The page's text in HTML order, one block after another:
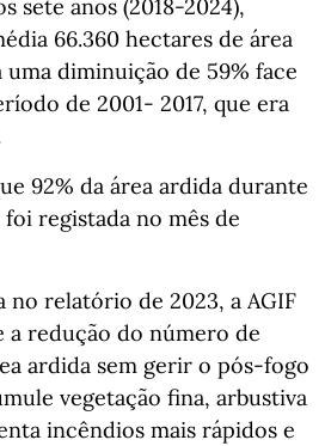
sete anos (2018-2024),
66.360 hectares de área
diminuição de 59% face
de 2001- 2017, que era
92% da área ardida durante
registada no mês de
no relatório de 2023, a AGIF
a redução do número de
ardida sem gerir o pós-fogo
vegetação fina, arbustiva
incêndios mais rápidos e